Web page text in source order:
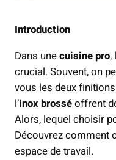
Introduction
Dans unecuisine pro,
crucial. Souvent, on
vous les deux
l’inox brosséoffrent
Alors, lequel choisir
Découvrez comment
espace de travail.